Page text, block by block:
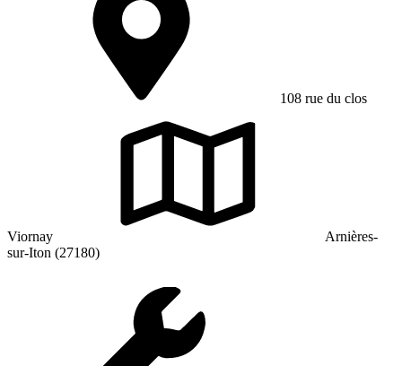
108 rue du clos
Viornay
Arnières-
sur-Iton (27180)